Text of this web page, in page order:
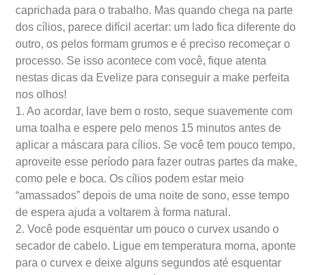
caprichada para o trabalho. Mas quando chega na parte
dos cílios, parece difícil acertar: um lado fica diferente do
outro, os pelos formam grumos e é preciso recomeçar o
processo. Se isso acontece com você, fique atenta
nestas dicas da Evelize para conseguir a make perfeita
nos olhos!
1. Ao acordar, lave bem o rosto, seque suavemente com
uma toalha e espere pelo menos 15 minutos antes de
aplicar a máscara para cílios. Se você tem pouco tempo,
aproveite esse período para fazer outras partes da make,
como pele e boca. Os cílios podem estar meio
“amassados” depois de uma noite de sono, esse tempo
de espera ajuda a voltarem à forma natural.
2. Você pode esquentar um pouco o curvex usando o
secador de cabelo. Ligue em temperatura morna, aponte
para o curvex e deixe alguns segundos até esquentar